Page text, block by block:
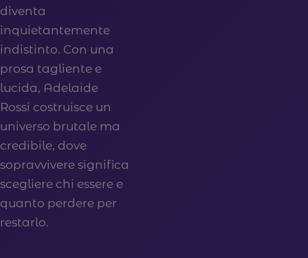
diventa
inquietantemente
indistinto. Con una
prosa tagliente e
lucida, Adelaide
Rossi costruisce un
universo brutale ma
credibile, dove
sopravvivere significa
scegliere chi essere e
quanto perdere per
restarlo.